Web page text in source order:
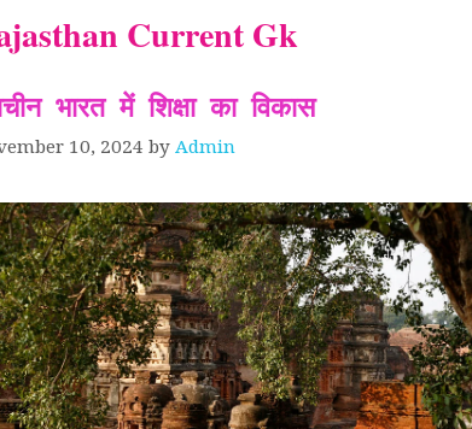
Current Gk
भारत में शिक्षा का विकास
10, 2024 by Admin